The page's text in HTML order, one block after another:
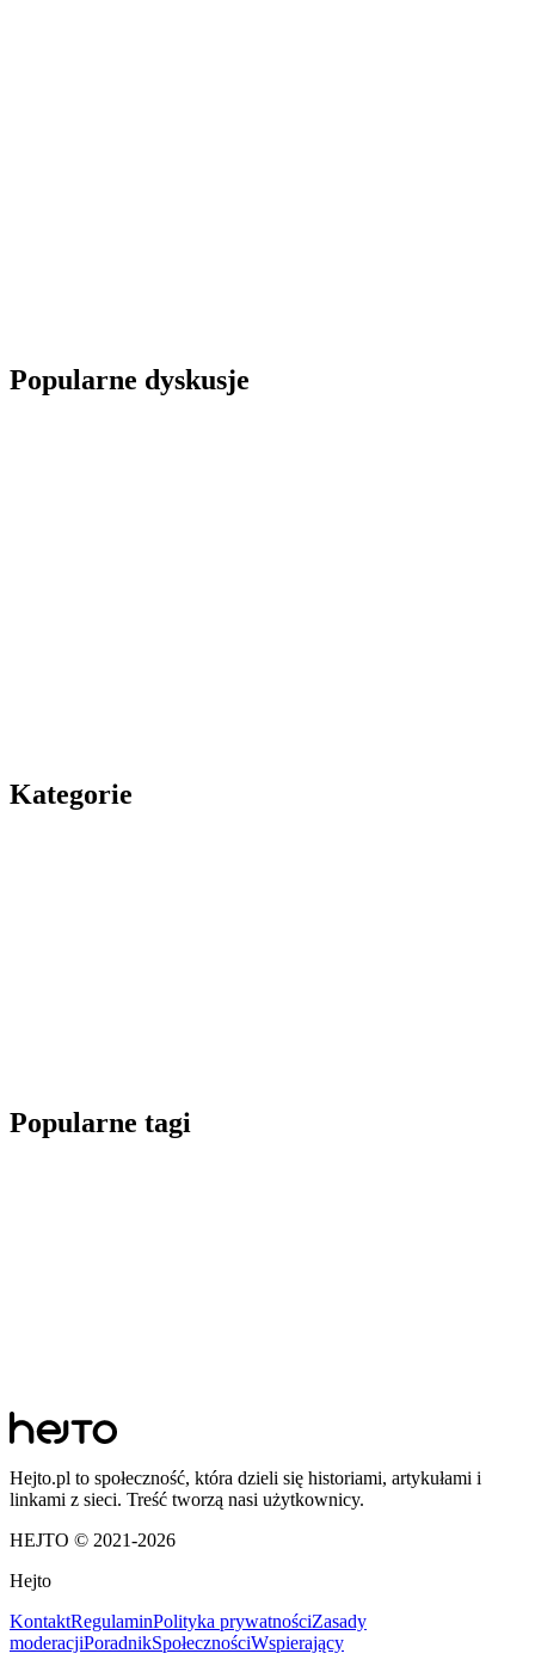
Popularne dyskusje
Kategorie
Popularne tagi
Hejto.pl to społeczność, która dzieli się historiami, artykułami i
linkami z sieci. Treść tworzą nasi użytkownicy.
HEJTO © 2021-2026
Hejto
KontaktRegulaminPolityka prywatnościZasady
moderacjiPoradnikSpołecznościWspierający